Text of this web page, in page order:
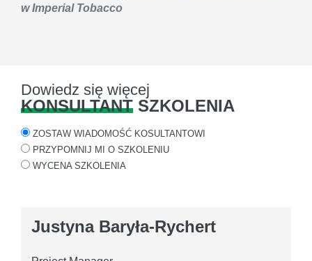
w Imperial Tobacco
Dowiedz się więcej
KONSULTANT SZKOLENIA
ZOSTAW WIADOMOŚĆ KOSULTANTOWI
PRZYPOMNIJ MI O SZKOLENIU
WYCENA SZKOLENIA
Justyna Baryła-Rychert